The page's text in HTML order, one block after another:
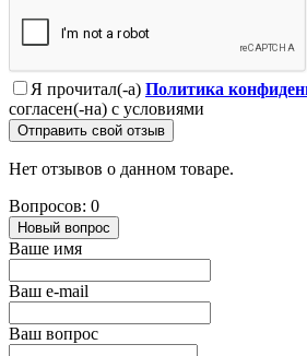
Я прочитал(-а) Политика
согласен(-на) с условиями
Отправить свой отзыв
Нет отзывов о данном товаре.
Вопросов: 0
Новый вопрос
Ваше имя
Ваш e-mail
Ваш вопрос